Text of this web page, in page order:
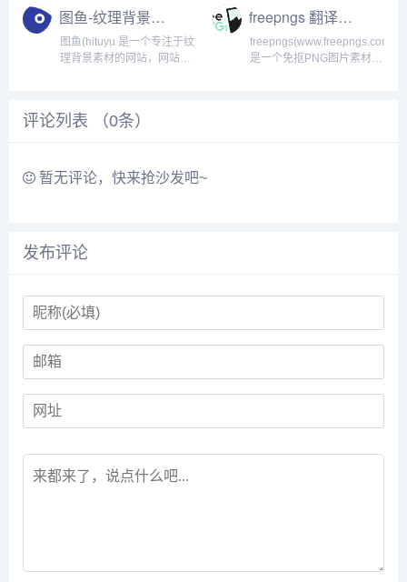
材，比如高清汽车壁纸、美
食壁纸、风景壁纸、花草壁
纸、爱情壁纸等等桌面高清
壁纸素材，免费桌面背景素
抠PNG图片。让您的工作和
学习更轻松、更高效。
PNGitem主要提供以下免费
图片素材：具有PNG格式的
图鱼-纹理背景素材
图鱼(hituyu 是一个专注于纹
理背景素材的网站，网站非
不同类别进行分类的纹理素
freepngs 翻译站点
freepngs(www.freepngs.com
是一个免抠PNG图片素材网
评论列表 （0条）
暂无评论，快来抢沙发吧~
发布评论